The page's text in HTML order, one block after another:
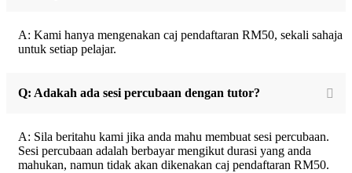
A: Kami hanya mengenakan caj pendaftaran RM50, sekali sahaja
untuk setiap pelajar.
Q: Adakah ada sesi percubaan dengan tutor?
A: Sila beritahu kami jika anda mahu membuat sesi percubaan.
Sesi percubaan adalah berbayar mengikut durasi yang anda
mahukan, namun tidak akan dikenakan caj pendaftaran RM50.